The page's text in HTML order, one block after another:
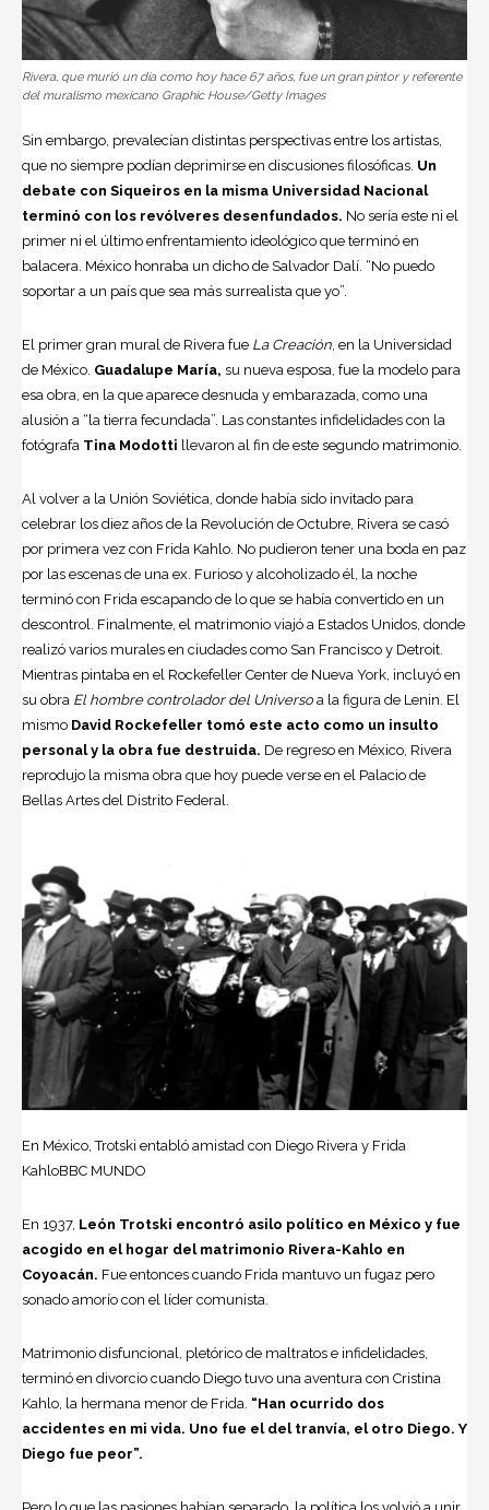
Rivera, que murió un día como hoy hace 67 años, fue un gran pintor y referente
del muralismo mexicano Graphic House/Getty Images
Sin embargo, prevalecían distintas perspectivas entre los artistas,
que no siempre podían deprimirse en discusiones filosóficas. Un
debate con Siqueiros en la misma Universidad Nacional
terminó con los revólveres desenfundados. No sería este ni el
primer ni el último enfrentamiento ideológico que terminó en
balacera. México honraba un dicho de Salvador Dalí. “No puedo
soportar a un país que sea más surrealista que yo”.
El primer gran mural de Rivera fue La Creación , en la Universidad
de México. Guadalupe María, su nueva esposa, fue la modelo para
esa obra, en la que aparece desnuda y embarazada, como una
alusión a “la tierra fecundada”. Las constantes infidelidades con la
fotógrafa Tina Modotti llevaron al fin de este segundo matrimonio.
Al volver a la Unión Soviética, donde había sido invitado para
celebrar los diez años de la Revolución de Octubre, Rivera se casó
por primera vez con Frida Kahlo. No pudieron tener una boda en paz
por las escenas de una ex. Furioso y alcoholizado él, la noche
terminó con Frida escapando de lo que se había convertido en un
descontrol. Finalmente, el matrimonio viajó a Estados Unidos, donde
realizó varios murales en ciudades como San Francisco y Detroit.
Mientras pintaba en el Rockefeller Center de Nueva York, incluyó en
su obra El hombre controlador del Universoa la figura de Lenin. El
mismo David Rockefeller tomó este acto como un insulto
personal y la obra fue destruida. De regreso en México, Rivera
reprodujo la misma obra que hoy puede verse en el Palacio de
Bellas Artes del Distrito Federal.
En México, Trotski entabló amistad con Diego Rivera y Frida
KahloBBC MUNDO
En 1937, León Trotski encontró asilo político en México y fue
acogido en el hogar del matrimonio Rivera-Kahlo en
Coyoacán. Fue entonces cuando Frida mantuvo un fugaz pero
sonado amorío con el líder comunista.
Matrimonio disfuncional, pletórico de maltratos e infidelidades,
terminó en divorcio cuando Diego tuvo una aventura con Cristina
Kahlo, la hermana menor de Frida. “Han ocurrido dos
accidentes en mi vida. Uno fue el del tranvía, el otro Diego. Y
Diego fue peor”.